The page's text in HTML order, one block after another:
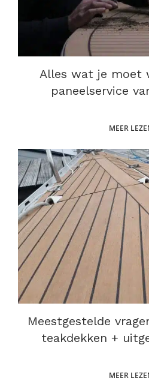
Alles wat je moet
paneelservice
MEER
Meestgestelde
teakdekken +
MEER